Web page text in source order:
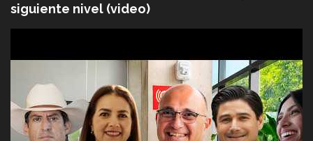
siguiente nivel (video)